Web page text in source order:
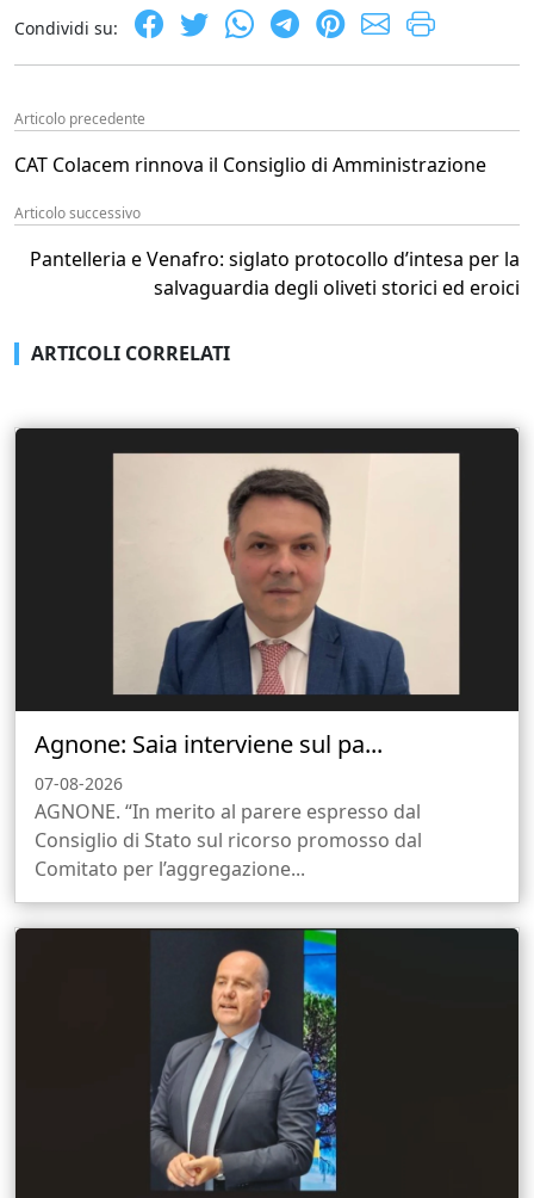
Condividi su:
Articolo precedente
CAT Colacem rinnova il Consiglio di Amministrazione
Articolo successivo
Pantelleria e Venafro: siglato protocollo d’intesa per la
salvaguardia degli oliveti storici ed eroici
ARTICOLI CORRELATI
Agnone: Saia interviene sul pa...
07-08-2026
AGNONE. “In merito al parere espresso dal
Consiglio di Stato sul ricorso promosso dal
Comitato per l’aggregazione...